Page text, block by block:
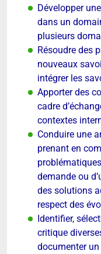
Développer
dans un
plusieurs
Résoudre des
nouveaux
intégrer les
Apporter des
cadre
contextes
Conduire une
prenant en
demande ou
des solutions
respect des
Identifier,
critique
documenter